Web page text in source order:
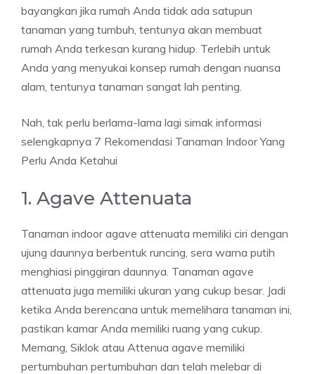
bayangkan jika rumah Anda tidak ada satupun
tanaman yang tumbuh, tentunya akan membuat
rumah Anda terkesan kurang hidup. Terlebih untuk
Anda yang menyukai konsep rumah dengan nuansa
alam, tentunya tanaman sangat lah penting.
Nah, tak perlu berlama-lama lagi simak informasi
selengkapnya 7 Rekomendasi Tanaman Indoor Yang
Perlu Anda Ketahui
1. Agave Attenuata
Tanaman indoor agave attenuata memiliki ciri dengan
ujung daunnya berbentuk runcing, sera warna putih
menghiasi pinggiran daunnya. Tanaman agave
attenuata juga memiliki ukuran yang cukup besar. Jadi
ketika Anda berencana untuk memelihara tanaman ini,
pastikan kamar Anda memiliki ruang yang cukup.
Memang, Siklok atau Attenua agave memiliki
pertumbuhan pertumbuhan dan telah melebar di